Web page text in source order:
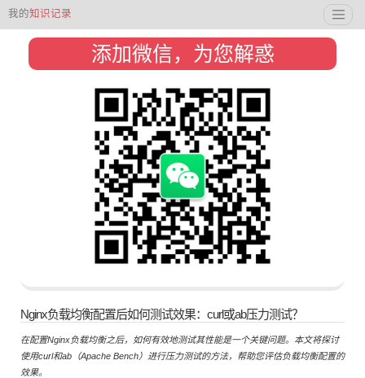
我的知识记录
添加微信，为您解惑
Nginx负载均衡配置后如何测试效果：curl或ab压力测试？
在配置Nginx负载均衡之后，如何有效地测试其性能是一个关键问题。本文将探讨
使用curl和ab（Apache Bench）进行压力测试的方法，帮助您评估负载均衡配置的
效果。